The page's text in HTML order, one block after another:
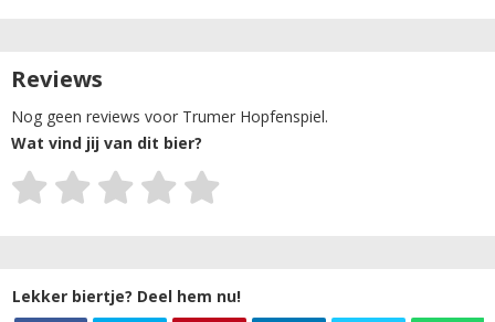
Reviews
Nog geen reviews voor Trumer Hopfenspiel.
Wat vind jij van dit bier?
Lekker biertje? Deel hem nu!